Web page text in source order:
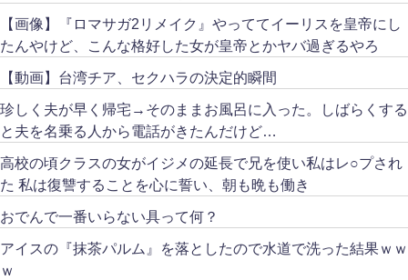
【画像】『ロマサガ2リメイク』やっててイーリスを皇帝にし
たんやけど、こんな格好した女が皇帝とかヤバ過ぎるやろ
【動画】台湾チア、セクハラの決定的瞬間
珍しく夫が早く帰宅→そのままお風呂に入った。しばらくする
と夫を名乗る人から電話がきたんだけど…
高校の頃クラスの女がイジメの延長で兄を使い私はレ○プされ
た 私は復讐することを心に誓い、朝も晩も働き
おでんで一番いらない具って何？
アイスの『抹茶パルム』を落としたので水道で洗った結果ｗｗ
ｗ